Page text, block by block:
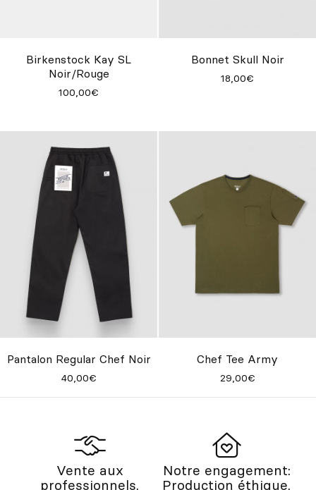
Birkenstock Kay SL
Noir/Rouge
100,00€
Bonnet Skull Noir
18,00€
Pantalon Regular Chef Noir
40,00€
Chef Tee Army
29,00€
Vente aux
professionnels.
Notre engagement:
Production éthique.